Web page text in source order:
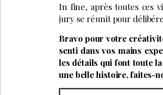
In fine, après toutes ces
jury se réunit pour
Bravo pour votre
senti dans vos mains
les détails qui font toute
une belle histoire, faites-